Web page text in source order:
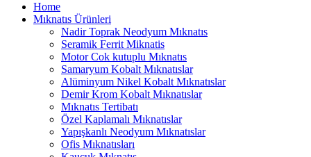
Home
Mıknatıs Ürünleri
Nadir Toprak Neodyum Mıknatıs
Seramik Ferrit Miknatis
Motor Cok kutuplu Mıknatıs
Samaryum Kobalt Mıknatıslar
Alüminyum Nikel Kobalt Mıknatıslar
Demir Krom Kobalt Mıknatıslar
Mıknatıs Tertibatı
Özel Kaplamalı Mıknatıslar
Yapışkanlı Neodyum Mıknatıslar
Ofis Mıknatısları